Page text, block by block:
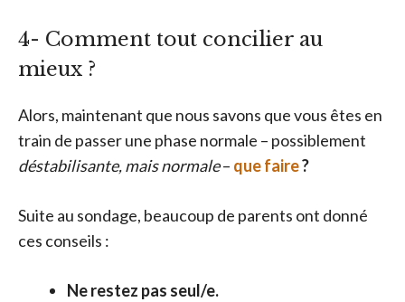
4- Comment tout concilier au
mieux ?
Alors, maintenant que nous savons que vous êtes en
train de passer une phase normale – possiblement
déstabilisante, mais normale– que faire?
Suite au sondage, beaucoup de parents ont donné
ces conseils :
Ne restez pas seul/e.